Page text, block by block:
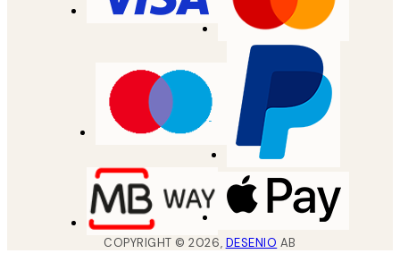
COPYRIGHT ©2026, DESENIO AB